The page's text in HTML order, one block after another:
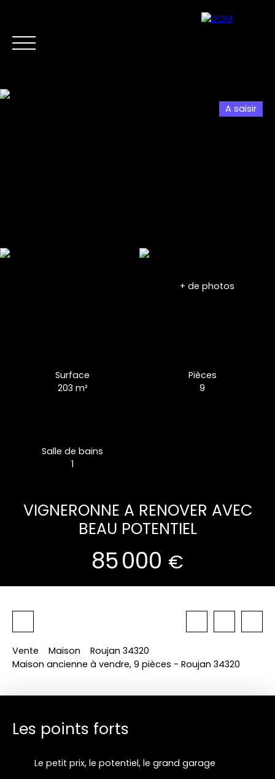
A saisir
+ de photos
Surface
203 m²
Pièces
9
Salle de bains
1
VIGNERONNE A RENOVER AVEC
BEAU POTENTIEL
85 000 €
Vente Maison
Roujan 34320
Maison ancienne à vendre, 9 pièces - Roujan 34320
Les points forts
Le petit prix, le potentiel, le grand garage